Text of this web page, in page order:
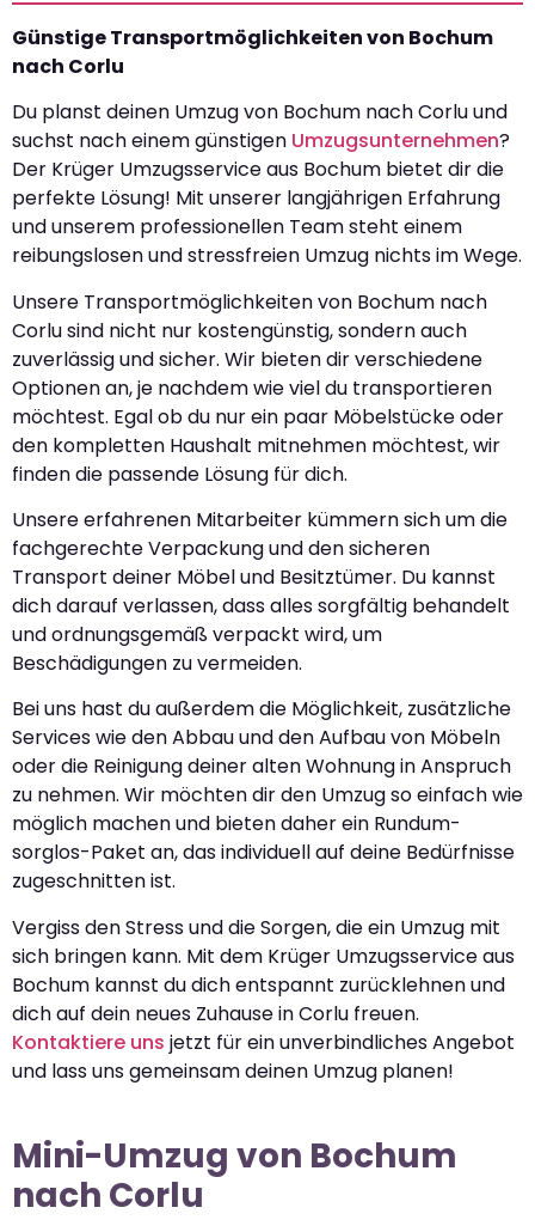
Günstige Transportmöglichkeiten von Bochum
nach Corlu
Du planst deinen Umzug von Bochum nach Corlu und
suchst nach einem günstigen Umzugsunternehmen?
Der Krüger Umzugsservice aus Bochum bietet dir die
perfekte Lösung! Mit unserer langjährigen Erfahrung
und unserem professionellen Team steht einem
reibungslosen und stressfreien Umzug nichts im Wege.
Unsere Transportmöglichkeiten von Bochum nach
Corlu sind nicht nur kostengünstig, sondern auch
zuverlässig und sicher. Wir bieten dir verschiedene
Optionen an, je nachdem wie viel du transportieren
möchtest. Egal ob du nur ein paar Möbelstücke oder
den kompletten Haushalt mitnehmen möchtest, wir
finden die passende Lösung für dich.
Unsere erfahrenen Mitarbeiter kümmern sich um die
fachgerechte Verpackung und den sicheren
Transport deiner Möbel und Besitztümer. Du kannst
dich darauf verlassen, dass alles sorgfältig behandelt
und ordnungsgemäß verpackt wird, um
Beschädigungen zu vermeiden.
Bei uns hast du außerdem die Möglichkeit, zusätzliche
Services wie den Abbau und den Aufbau von Möbeln
oder die Reinigung deiner alten Wohnung in Anspruch
zu nehmen. Wir möchten dir den Umzug so einfach wie
möglich machen und bieten daher ein Rundum-
sorglos-Paket an, das individuell auf deine Bedürfnisse
zugeschnitten ist.
Vergiss den Stress und die Sorgen, die ein Umzug mit
sich bringen kann. Mit dem Krüger Umzugsservice aus
Bochum kannst du dich entspannt zurücklehnen und
dich auf dein neues Zuhause in Corlu freuen.
Kontaktiere uns jetzt für ein unverbindliches Angebot
und lass uns gemeinsam deinen Umzug planen!
Mini-Umzug von Bochum
nach Corlu